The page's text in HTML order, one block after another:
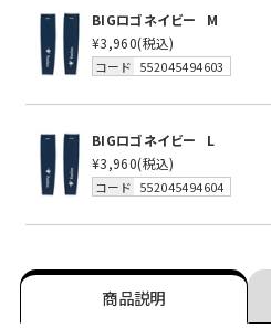
BIGロゴネイビー
M
¥3,960(税込)
コード 552045494603
BIGロゴネイビー
L
¥3,960(税込)
コード 552045494604
商品説明